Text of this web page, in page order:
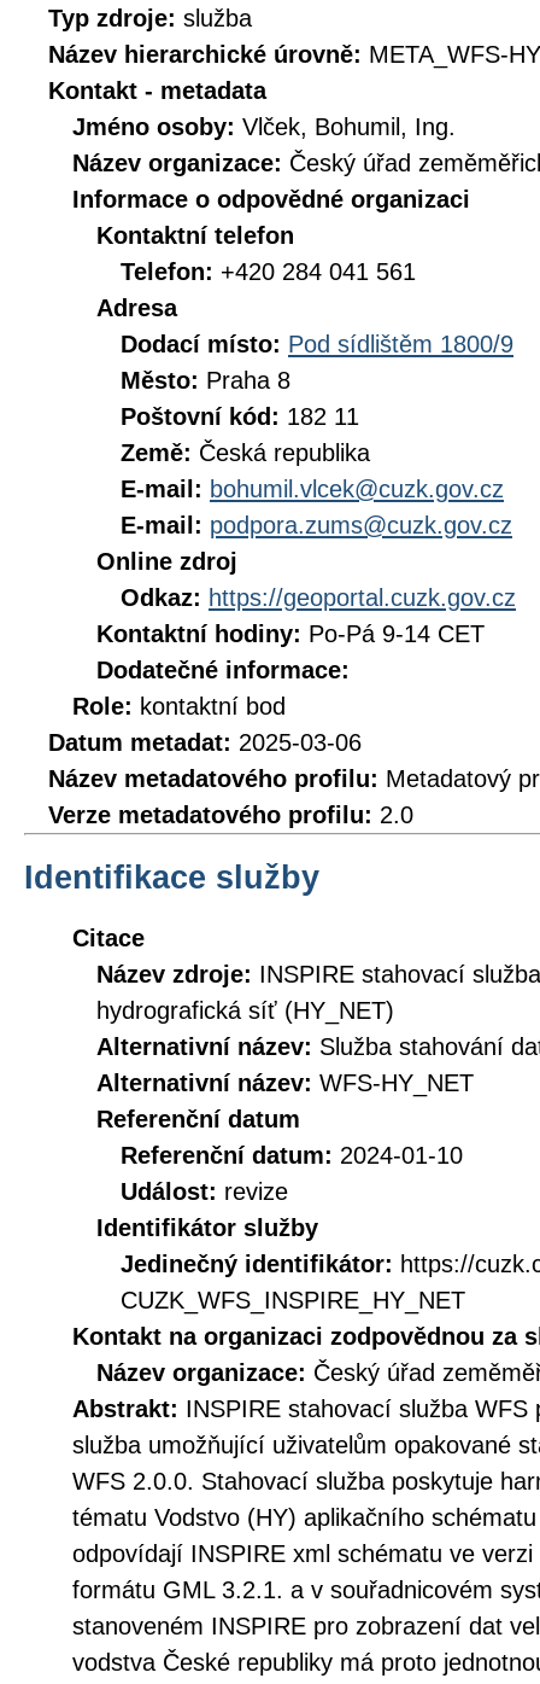
Typ zdroje: služba
Název hierarchické úrovně: META_WFS-
Kontakt - metadata
Jméno osoby: Vlček, Bohumil, Ing.
Název organizace: Český úřad
Informace o odpovědné organizaci
Kontaktní telefon
Telefon: +420 284 041 561
Adresa
Dodací místo: Pod sídlištěm 1800/9
Město: Praha 8
Poštovní kód: 182 11
Země: Česká republika
E-mail: bohumil.vlcek@cuzk.gov.cz
E-mail: podpora.zums@cuzk.gov.cz
Online zdroj
Odkaz: https://geoportal.cuzk.gov.cz
Kontaktní hodiny: Po-Pá 9-14 CET
Dodatečné informace:
Role: kontaktní bod
Datum metadat: 2025-03-06
Název metadatového profilu: Metadatový
Verze metadatového profilu: 2.0
Identifikace služby
Citace
Název zdroje: INSPIRE stahovací
hydrografická síť (HY_NET)
Alternativní název: Služba stahování
Alternativní název: WFS-HY_NET
Referenční datum
Referenční datum: 2024-01-10
Událost: revize
Identifikátor služby
Jedinečný identifikátor: https://
CUZK_WFS_INSPIRE_HY_NET
Kontakt na organizaci zodpovědnou za
Název organizace: Český úřad
Abstrakt: INSPIRE stahovací služba WFS
služba umožňující uživatelům opakované
WFS 2.0.0. Stahovací služba poskytuje
tématu Vodstvo (HY) aplikačního
odpovídají INSPIRE xml schématu ve
formátu GML 3.2.1. a v souřadnicovém
stanoveném INSPIRE pro zobrazení dat
vodstva České republiky má proto